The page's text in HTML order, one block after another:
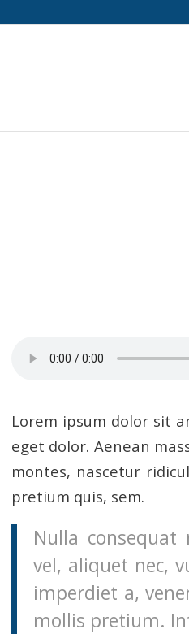
Lorem ipsum dolor sit
eget dolor. Aenean
montes, nascetur
pretium quis, sem.
Nulla
vel, aliquet nec,
imperdiet a,
mollis pretium.